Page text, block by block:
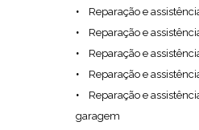
Reparação e
Reparação e
Reparação e
Reparação e
Reparação e
garagem